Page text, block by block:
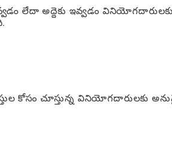
లేదా అద్దెకు ఇవ్వడం
కోసం చూస్తున్న వినియోగదారులకు